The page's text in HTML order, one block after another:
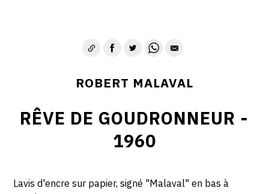
ROBERT MALAVAL
RÊVE DE GOUDRONNEUR -
1960
Lavis d'encre sur papier, signé "Malaval" en bas à